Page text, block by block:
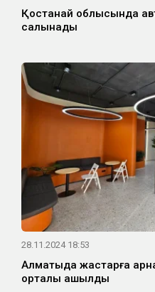
Қостанай облысында
салынады
28.11.2024 18:53
Алматыда жастарға
орталық ашылды